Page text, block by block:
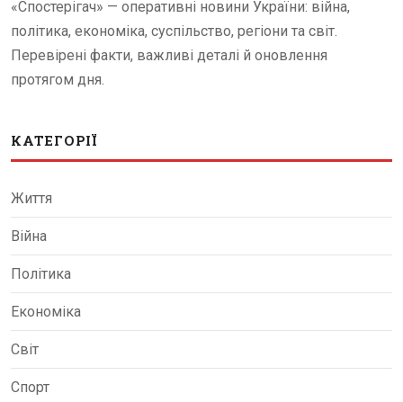
«Спостерігач» — оперативні новини України: війна,
політика, економіка, суспільство, регіони та світ.
Перевірені факти, важливі деталі й оновлення
протягом дня.
КАТЕГОРІЇ
Життя
Війна
Політика
Економіка
Світ
Спорт